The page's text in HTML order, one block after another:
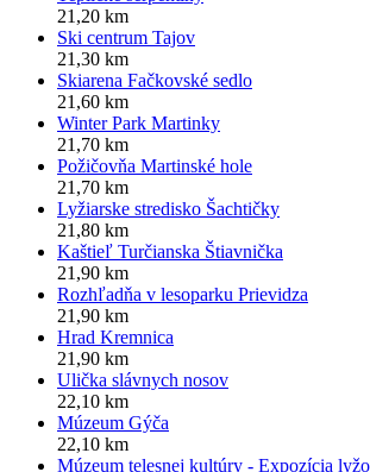
21,20 km
Ski centrum Tajov
21,30 km
Skiarena Fačkovské sedlo
21,60 km
Winter Park Martinky
21,70 km
Požičovňa Martinské hole
21,70 km
Lyžiarske stredisko Šachtičky
21,80 km
Kaštieľ Turčianska Štiavnička
21,90 km
Rozhľadňa v lesoparku Prievidza
21,90 km
Hrad Kremnica
21,90 km
Ulička slávnych nosov
22,10 km
Múzeum Gýča
22,10 km
Múzeum telesnej kultúry - Expozícia